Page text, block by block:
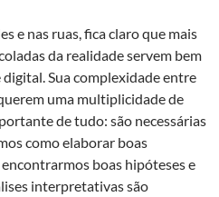
e nas ruas, fica claro que mais
da realidade servem bem
Sua complexidade entre
uma multiplicidade de
de tudo: são necessárias
como elaborar boas
boas hipóteses e
interpretativas são